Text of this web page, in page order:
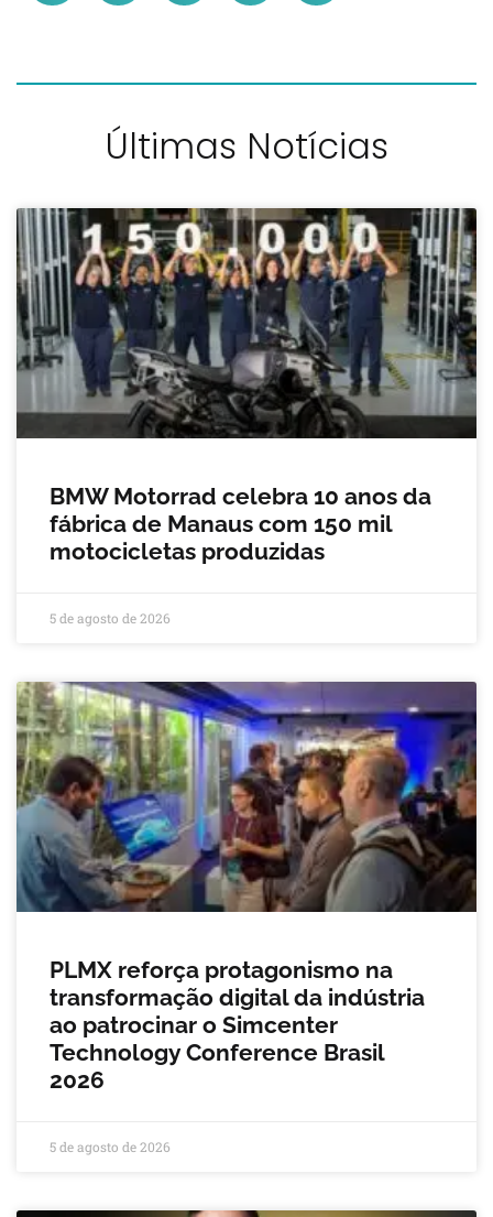
Últimas Notícias
BMW Motorrad celebra 10 anos da
fábrica de Manaus com 150 mil
motocicletas produzidas
5 de agosto de 2026
PLMX reforça protagonismo na
transformação digital da indústria
ao patrocinar o Simcenter
Technology Conference Brasil
2026
5 de agosto de 2026